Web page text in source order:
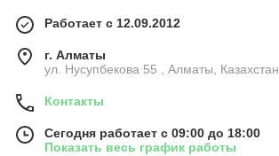
Работает с 12.09.2012
г. Алматы
ул. Нусупбекова 55 , Алматы, Казахстан
Контакты
Сегодня работает с 09:00 до 18:00
Показать весь график работы